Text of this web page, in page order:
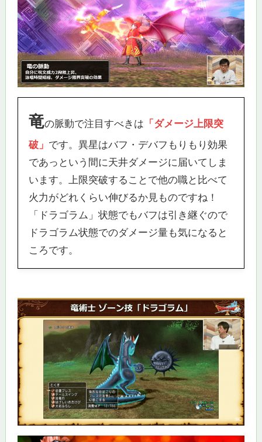
竜の脈動で注目すべきは 「ダメージ上限突
破」 です。異星はバフ・デバフもりもり効果
であっという間に天井ダメージに届いてしま
います。上限突破することで他の職と比べて
火力がどれくらい伸びるか見ものですね！
「ドラゴラム」状態でもバフは引き継ぐので
ドラゴラム状態でのダメージ量も気になると
ころです。